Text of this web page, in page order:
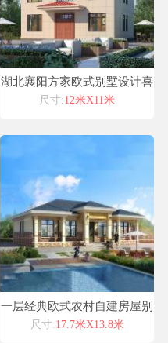
湖北襄阳方家欧式别墅设计喜
天下别墅设计案例
尺寸:12米X11米
一层经典欧式农村自建房屋别
墅图纸工厂设计施工
尺寸:17.7米X13.8米